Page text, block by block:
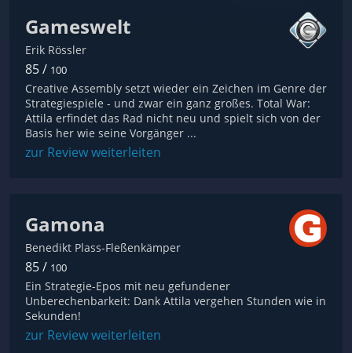
Gameswelt
Erik Rössler
85 / 100
Creative Assembly setzt wieder ein Zeichen im Genre der
Strategiespiele - und zwar ein ganz großes. Total War:
Attila erfindet das Rad nicht neu und spielt sich von der
Basis her wie seine Vorgänger ...
zur Review weiterleiten
Gamona
Benedikt Plass-Fleßenkämper
85 / 100
Ein Strategie-Epos mit neu gefundener
Unberechenbarkeit: Dank Attila vergehen Stunden wie in
Sekunden!
zur Review weiterleiten